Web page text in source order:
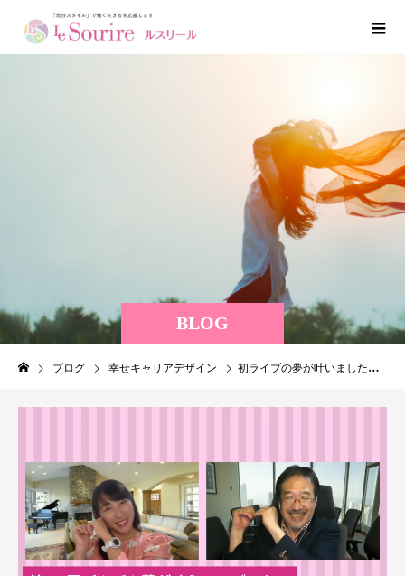
BLOG
ブログ 幸せキャリアデザイン 初ライブの夢が叶いました